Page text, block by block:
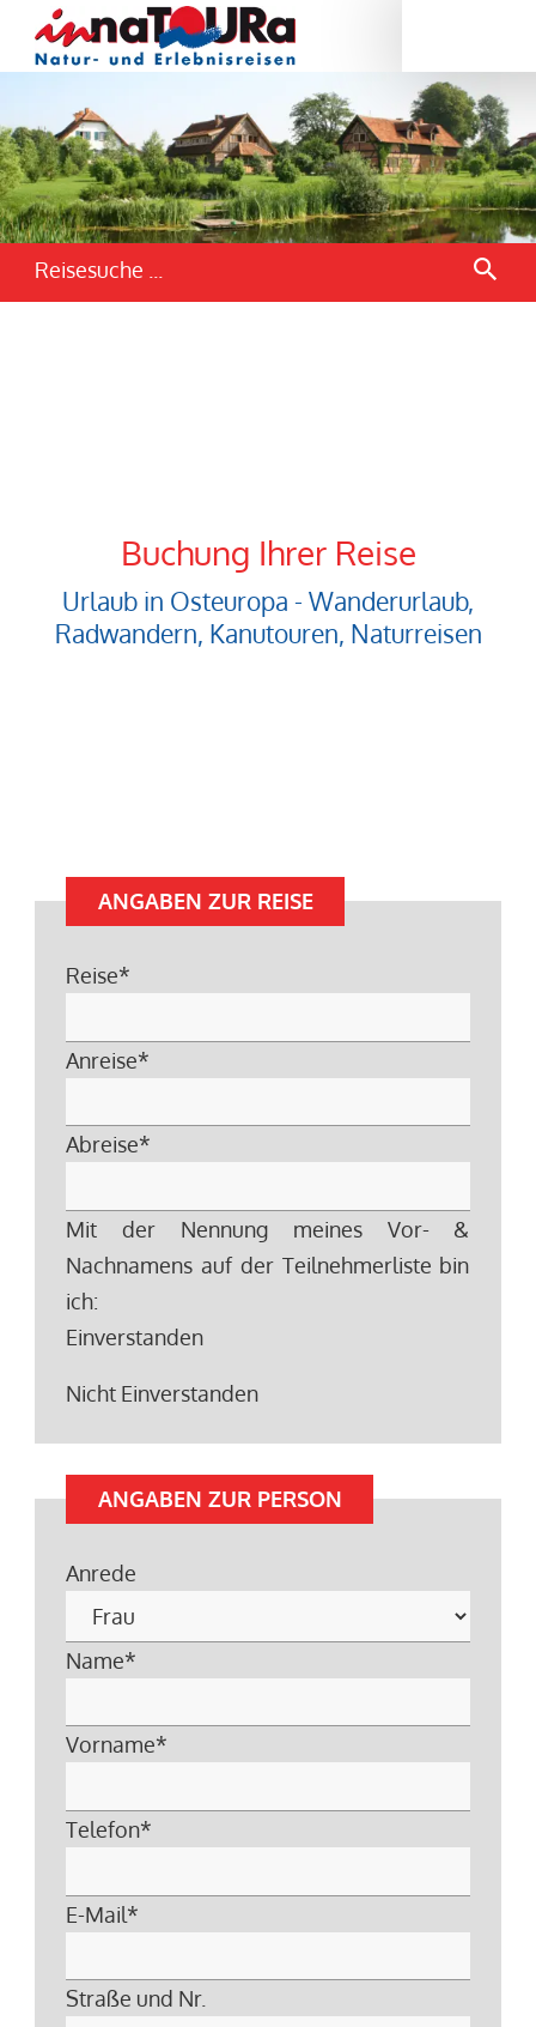
Reisesuche ...
Buchung Ihrer Reise
Urlaub in Osteuropa - Wanderurlaub,
Radwandern, Kanutouren, Naturreisen
ANGABEN ZUR REISE
Reise*
Anreise*
Abreise*
Mit der Nennung meines Vor- &
Nachnamens auf der Teilnehmerliste bin
ich:
Einverstanden
Nicht Einverstanden
ANGABEN ZUR PERSON
Anrede
Name*
Vorname*
Telefon*
E-Mail*
Straße und Nr.